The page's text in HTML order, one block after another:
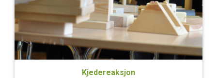
Kjedereaksjon